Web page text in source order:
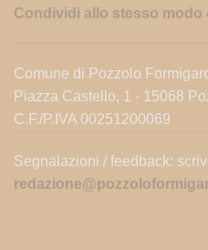
Condividi allo stesso modo
Comune di Pozzolo
Piazza Castello, 1 - 15068
C.F./P.IVA 00251200069
Segnalazioni / feedback: